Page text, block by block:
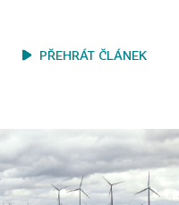
PŘEHRÁT ČLÁNEK